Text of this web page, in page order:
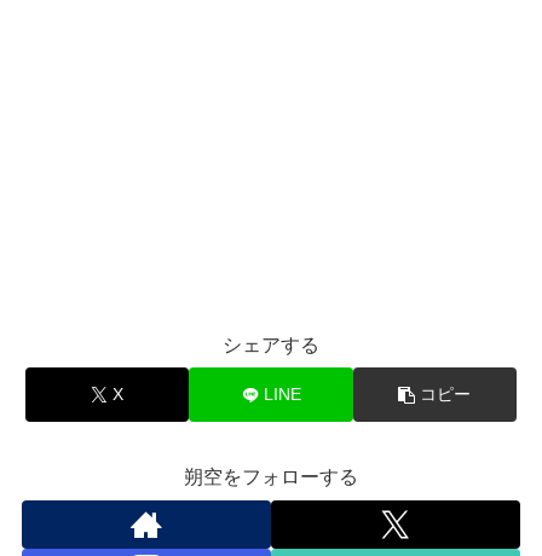
シェアする
X LINE コピー
朔空をフォローする